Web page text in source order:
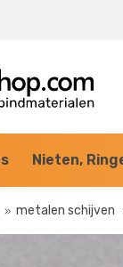
Nieten,
metalen schijven